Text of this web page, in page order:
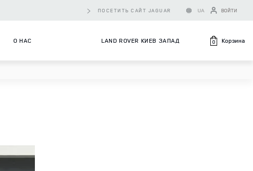
ПОСЕТИТЬ САЙТ JAGUAR UA ВОЙТИ
О НАС LAND ROVER КИЕВ ЗАПАД 0 Корзина